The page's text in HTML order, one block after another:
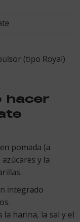
(tipo Royal)
hacer
pomada (a
y la
integrado
harina, la sal y el